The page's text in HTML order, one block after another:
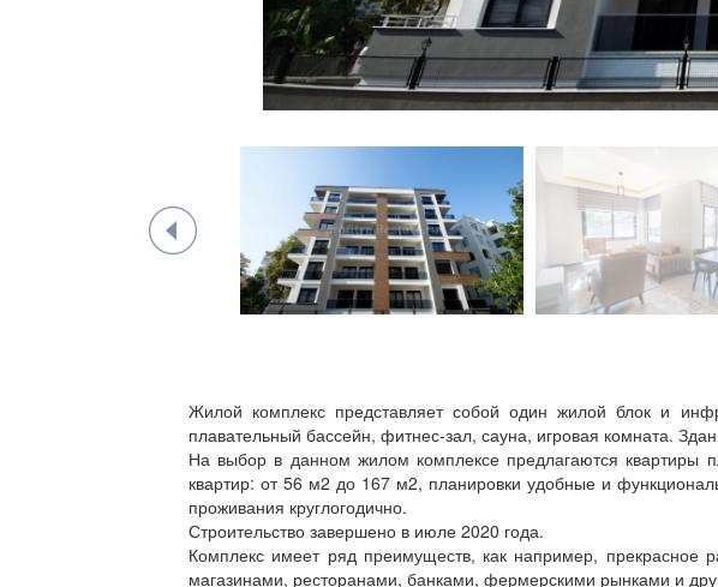
Жилой комплекс представляет собой один жилой блок и
плавательный бассейн, фитнес-зал, сауна, игровая комната.
На выбор в данном жилом комплексе предлагаются квартиры
квартир: от 56 м2 до 167 м2, планировки удобные и
проживания круглогодично.
Строительство завершено в июле 2020 года.
Комплекс имеет ряд преимуществ, как например,
магазинами, ресторанами, банками, фермерскими рынками и